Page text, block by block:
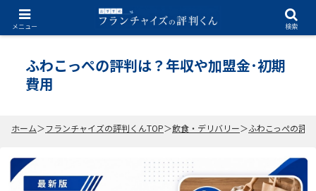
メニュー 検索
2026.07.06
ふわこっぺの評判は？年収や加盟金･初期
費用
ホーム フランチャイズの評判くんTOP 飲食・デリバリー ふわこっぺの評